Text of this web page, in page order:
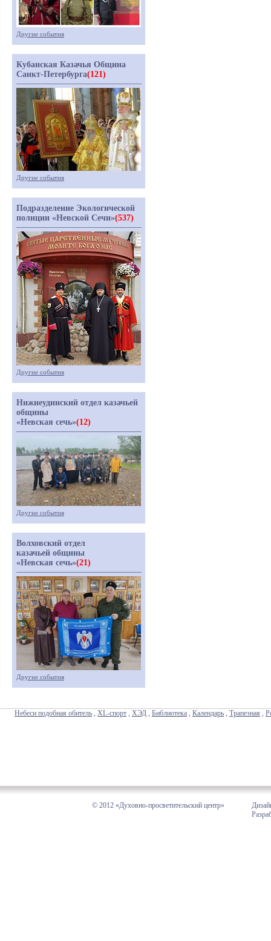
Другие события
Кубанская Казачья Община
Санкт-Петербурга(121)
Другие события
Подразделение Экологической
полиции «Невской Сечи»(537)
Другие события
Нижнеудинский отдел казачьей
общины
«Невская сечь»(12)
Другие события
Волховский отдел
казачьей общины
«Невская сечь»(21)
Другие события
Небеси подобная обитель , XL-спорт , ХЭД , Библиотека , Календарь , Трапезная ,
© 2012 «Духовно-просветительский центр»